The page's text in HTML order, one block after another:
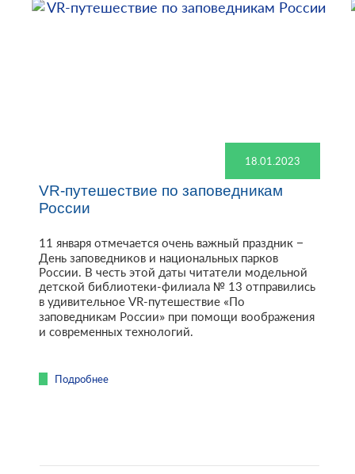
18.01.2023
VR-путешествие по заповедникам
России
11 января отмечается очень важный праздник –
День заповедников и национальных парков
России. В честь этой даты читатели модельной
детской библиотеки-филиала № 13 отправились
в удивительное VR-путешествие «По
заповедникам России» при помощи воображения
и современных технологий.
Подробнее